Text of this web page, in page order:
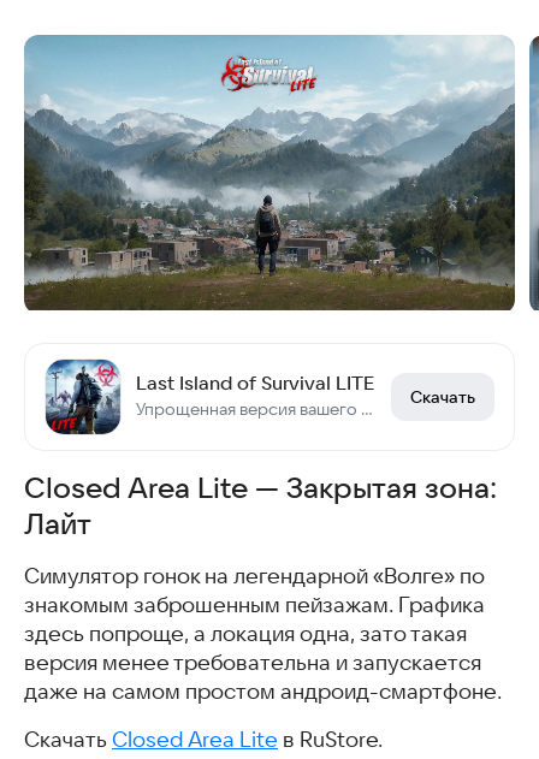
Last Island of Survival LITE
Упрощенная версия вашего ультимативного приключения выживания!
Скачать
Closed Area Lite — Закрытая зона:
Лайт
Симулятор гонок на легендарной «Волге» по
знакомым заброшенным пейзажам. Графика
здесь попроще, а локация одна, зато такая
версия менее требовательна и запускается
даже на самом простом андроид-смартфоне.
Скачать Closed Area Lite в RuStore.